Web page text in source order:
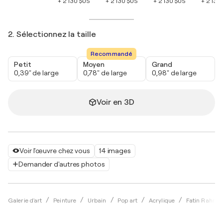
Voir l'œuvre chez vous
14 images
Demander d'autres photos
Galerie d'art Peinture Urbain Pop art Acrylique Fatin
2. Sélectionnez la taille
Petit
0,39" de large
Recommandé
Moyen
0,78" de large
Grand
0,98" de large
Voir en 3D